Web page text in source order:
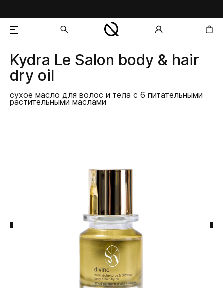
добавлен в корзину
Kydra Le Salon body & hair
dry oil
сухое масло для волос и тела с 6 питательными
растительными маслами